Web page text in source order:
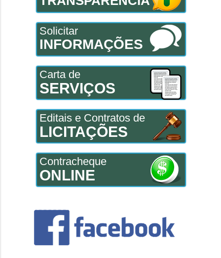
Solicitar
INFORMAÇÕES
Carta de
SERVIÇOS
Editais e Contratos de
LICITAÇÕES
Contracheque
ONLINE